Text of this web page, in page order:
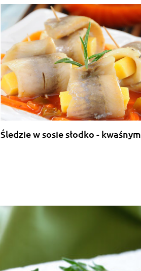
Śledzie w sosie słodko - kwaśnym